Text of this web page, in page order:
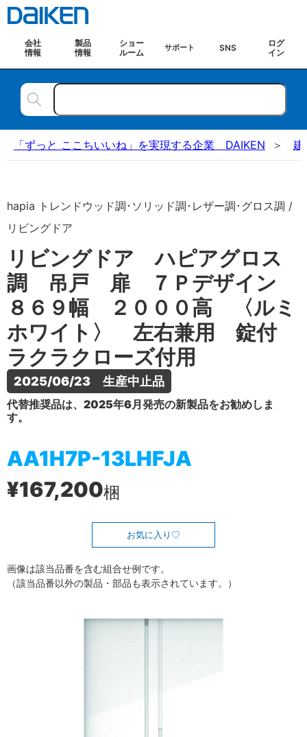
会社
情報
製品
情報
ショー
ルーム
サポート SNS
ログ
イン
「ずっと ここちいいね」を実現する企業 DAIKEN 建
hapia トレンドウッド調･ソリッド調･レザー調･グロス調 /
リビングドア
リビングドア ハピアグロス
調 吊戸 扉 ７Ｐデザイン
８６９幅 ２０００高 〈ルミ
ホワイト〉 左右兼用 錠付
ラクラクローズ付用
2025/06/23　生産中止品
代替推奨品は、2025年6月発売の新製品をお勧めしま
す。
AA1H7P-13LHFJA
¥167,200梱
お気に入り
画像は該当品番を含む組合せ例です。
（該当品番以外の製品・部品も表示されています。）